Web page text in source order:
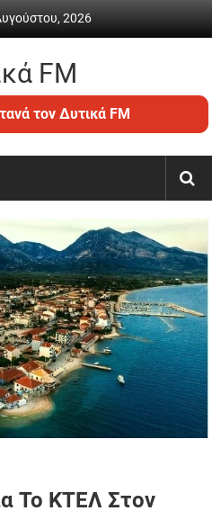
2026
FM
τον Δυτικά FM
Το ΚΤΕΛ Στον